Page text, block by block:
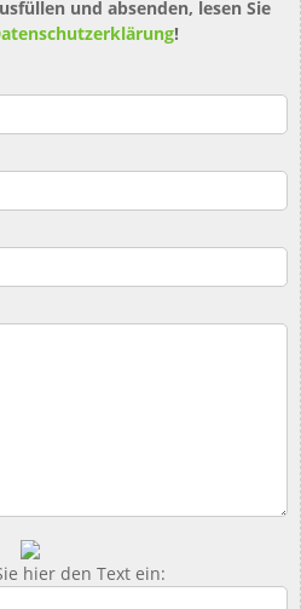
und absenden, lesen Sie
!
hier den Text ein: